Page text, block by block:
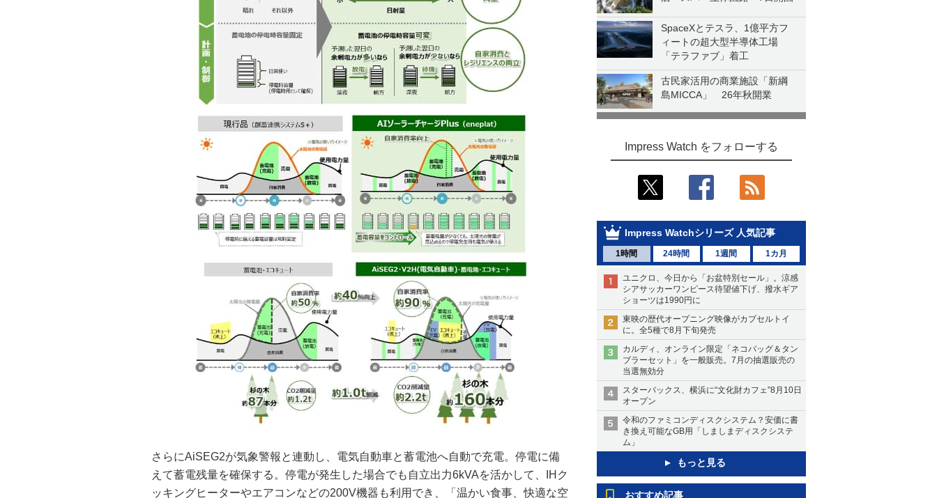
SpaceXとテスラ、1億平方フ
ィートの超大型半導体工場
「テラファブ」着工
古民家活用の商業施設「新綱
島MICCA」 26年秋開業
Impress Watch をフォローする
Impress Watchシリーズ 人気記事
1時間 24時間 1週間 1カ月
ユニクロ、今日から「お盆特別セール」。涼感
シアサッカーワンピース待望値下げ、撥水ギア
ショーツは1990円に
東映の歴代オープニング映像がカプセルトイ
に。全5種で8月下旬発売
カルディ、オンライン限定「ネコバッグ＆タン
ブラーセット」を一般販売。7月の抽選販売の
当選無効分
スターバックス、横浜に“文化財カフェ”8月10日
オープン
令和のファミコンディスクシステム？安価に書
き換え可能なGB用「しましまディスクシステ
ム」
もっと見る
おすすめ記事
さらにAiSEG2が気象警報と連動し、電気自動車と蓄電池へ自動で充電。停電に備
えて蓄電残量を確保する。停電が発生した場合でも自立出力6kVAを活かして、IHク
ッキングヒーターやエアコンなどの200V機器も利用でき、「温かい食事、快適な空